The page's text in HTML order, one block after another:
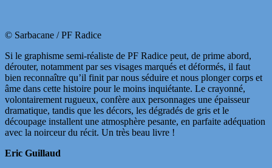
© Sarbacane / PF Radice
Si le graphisme semi-réaliste de PF Radice peut, de prime abord,
dérouter, notamment par ses visages marqués et déformés, il faut
bien reconnaître qu’il finit par nous séduire et nous plonger corps et
âme dans cette histoire pour le moins inquiétante. Le crayonné,
volontairement rugueux, confère aux personnages une épaisseur
dramatique, tandis que les décors, les dégradés de gris et le
découpage installent une atmosphère pesante, en parfaite adéquation
avec la noirceur du récit. Un très beau livre !
Eric Guillaud